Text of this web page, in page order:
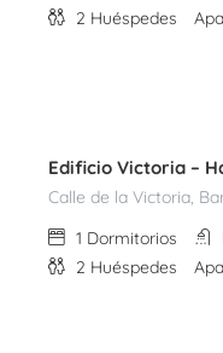
2 Huéspedes
Edificio Victoria –
Calle de la Victoria,
1 Dormitorios
2 Huéspedes